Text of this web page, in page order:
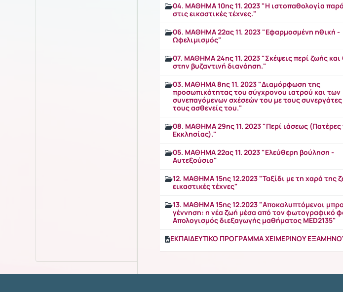
04. ΜΑΘΗΜΑ 10ης 11. 2023 "H ιστοπαθολογία
στις εικαστικές τέχνες."
06. ΜΑΘΗΜΑ 22ας 11. 2023 "Εφαρμοσμένη ηθική -
Ωφελιμισμός"
07. ΜΑΘΗΜΑ 24ης 11. 2023 "Σκέψεις περί ζωής
στην βυζαντινή διανόηση."
03. ΜΑΘΗΜΑ 8ης 11. 2023 "Διαμόρφωση της
προσωπικότητας του σύγχρονου ιατρού και των
συνεπαγόμενων σχέσεών του με τους συνεργάτες
τους ασθενείς του."
08. MAΘΗΜΑ 29ης 11. 2023 "Περί ιάσεως (Πατέρες
Εκκλησίας)."
05. ΜΑΘΗΜΑ 22ας 11. 2023 "Ελεύθερη βούληση -
Αυτεξούσιο"
12. ΜΑΘΗΜΑ 15ης 12.2023 "Ταξίδι με τη χαρά της
εικαστικές τέχνες"
13. ΜΑΘΗΜΑ 15ης 12.2023 "Αποκαλυπτόμενοι
γέννηση: η νέα ζωή μέσα από τον φωτογραφικό
Απολογισμός διεξαγωγής μαθήματος MED2135"
ΕΚΠΑΙΔΕΥΤΙΚΟ ΠΡΟΓΡΑΜΜΑ ΧΕΙΜΕΡΙΝΟΥ